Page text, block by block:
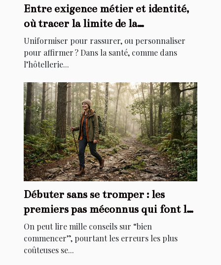
Entre exigence métier et identité,
où tracer la limite de la
personnalisation ?
Uniformiser pour rassurer, ou personnaliser
pour affirmer ? Dans la santé, comme dans
l’hôtellerie...
Débuter sans se tromper : les
premiers pas méconnus qui font la
différence
On peut lire mille conseils sur “bien
commencer”, pourtant les erreurs les plus
coûteuses se...